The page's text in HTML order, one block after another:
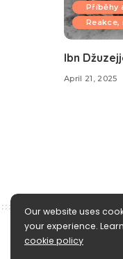
Příběhy
Reakce,
Ibn
April 21, 2025
e-Islám >
Our website uses
your experience.
cookie policy